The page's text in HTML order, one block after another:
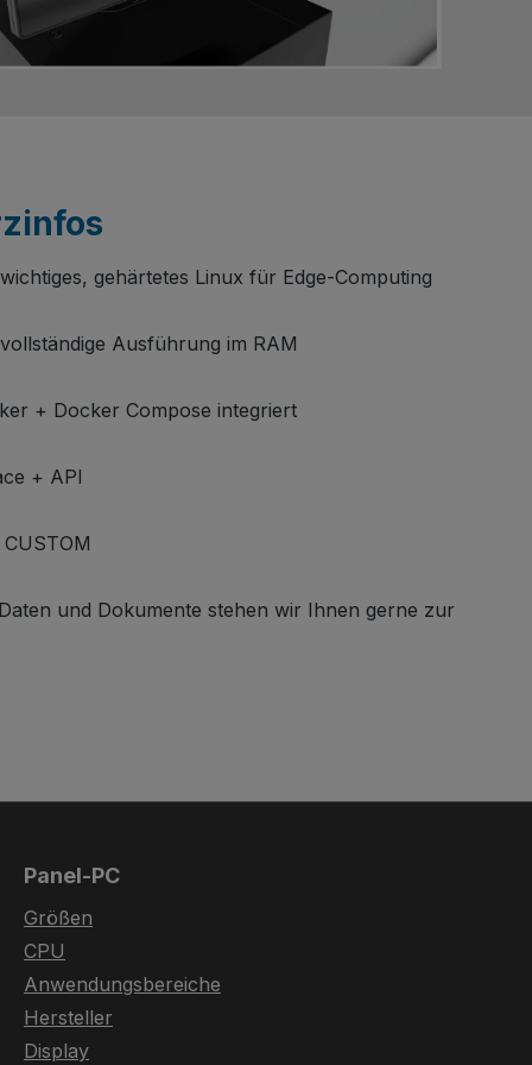
gehärtetes Linux für Edge-Computing
Ausführung im RAM
+ Docker Compose integriert
+ API
und Dokumente stehen wir Ihnen gerne zur
Panel-PC
Größen
CPU
Anwendungsbereiche
Hersteller
Display